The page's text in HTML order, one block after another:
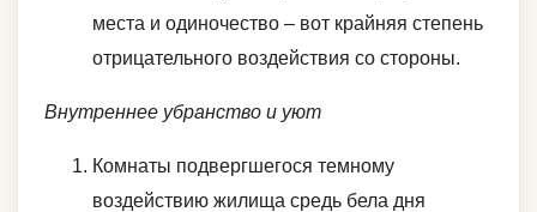
места и одиночество – вот крайняя степень
отрицательного воздействия со стороны.
Внутреннее убранство и уют
Комнаты подвергшегося темному
воздействию жилища средь бела дня